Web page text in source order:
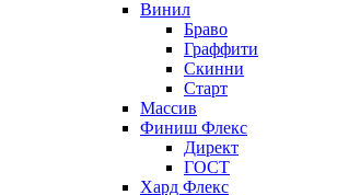
Винил
Браво
Граффити
Скинни
Старт
Массив
Финиш Флекс
Директ
ГОСТ
Хард Флекс